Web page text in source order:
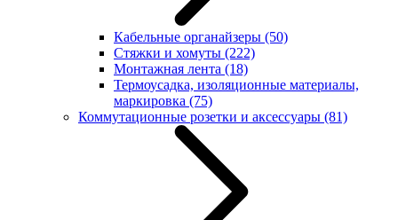
Кабельные органайзеры (50)
Стяжки и хомуты (222)
Монтажная лента (18)
Термоусадка, изоляционные материалы,
маркировка (75)
Коммутационные розетки и аксессуары (81)